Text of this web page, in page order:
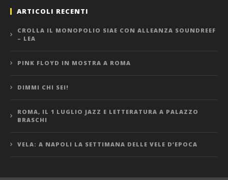
ARTICOLI RECENTI
CROLLA IL MONOPOLIO SIAE CON ALLEANZA SOUNDREEF
– LEA
PINK FLOYD IN MOSTRA A ROMA
DIMMI CHI SEI!
ROMA, IL 1 LUGLIO JAZZ E LETTERATURA A PALAZZO
BRASCHI
VELA: A NAPOLI LA SETTIMANA DELLE VELE D’EPOCA